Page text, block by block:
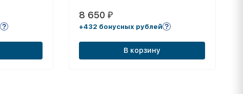
8 650 ₽
+432 бонусных рублей
В корзину